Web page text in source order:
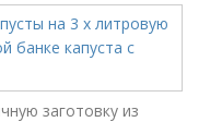
Помидоры на зиму
заготовку из